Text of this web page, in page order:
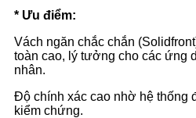
* Ưu điểm:
Vách ngăn chắc chắn
toàn cao, lý tưởng cho các ứng
nhân.
Độ chính xác cao nhờ hệ thống
kiểm chứng.